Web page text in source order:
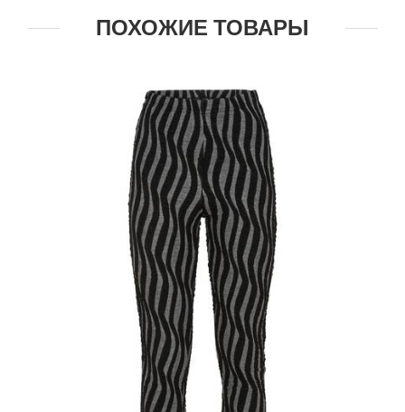
ПОХОЖИЕ ТОВАРЫ